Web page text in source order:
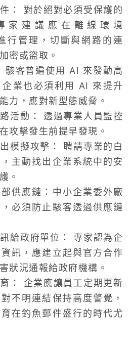
： 對於絕對必須受保護的
家建議應在離線環境
行管理，切斷與網路的連
密或盜取。
客普遍使用 AI 來發動高
業也必須利用 AI 來提升
力，應對新型態威脅。
活動： 透過專業人員監控
攻擊發生前提早發現。
模擬攻擊： 聘請專業的白
主動找出企業系統中的安
。
供應鏈：中小企業委外廠
必須防止駭客透過供應鏈
給政府單位： 專家認為企
訊，應建立起與官方合作
狀況通報給政府機構。
： 企業應讓員工定期更新
不明連結保持高度警覺，
在釣魚郵件盛行的時代尤